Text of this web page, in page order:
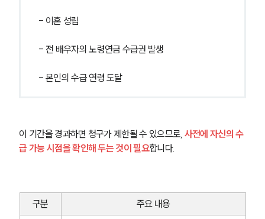
- 이혼 성립
- 전 배우자의 노령연금 수급권 발생
- 본인의 수급 연령 도달
이 기간을 경과하면 청구가 제한될 수 있으므로, 사전에 자신의 수
급 가능 시점을 확인해 두는 것이 필요합니다.
구분
주요 내용